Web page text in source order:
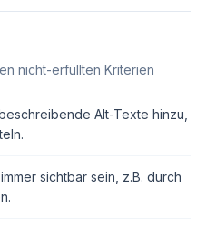
nicht-erfüllten Kriterien
Alt-Texte hinzu,
sichtbar sein, z.B. durch